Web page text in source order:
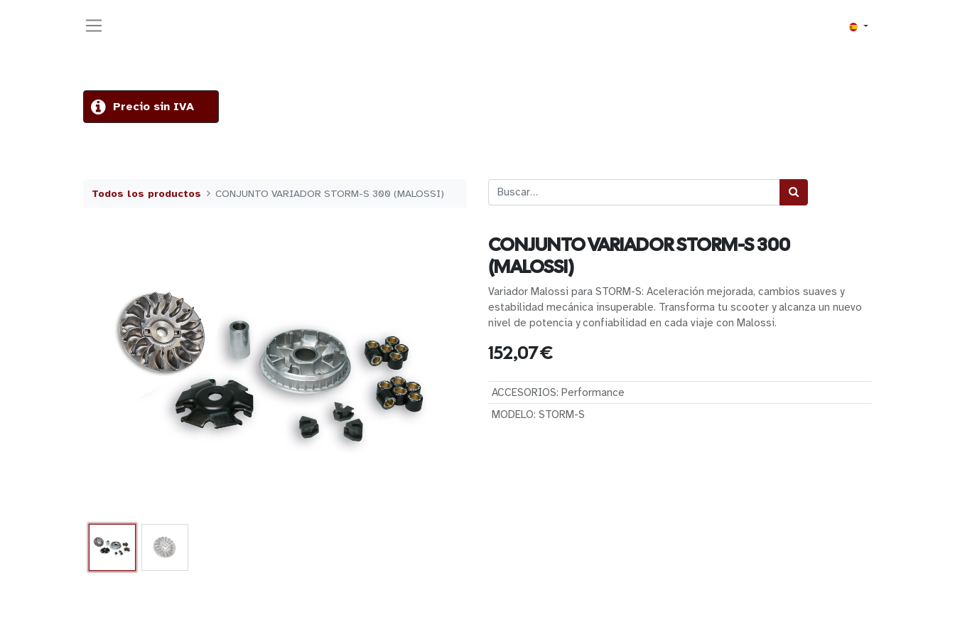
Precio sin IVA
Todos los productos CONJUNTO VARIADOR STORM-S 300 (MALOSSI)
CONJUNTO VARIADOR STORM-S 300
(MALOSSI)
Variador Malossi para STORM-S: Aceleración mejorada, cambios suaves y
estabilidad mecánica insuperable. Transforma tu scooter y alcanza un nuevo
nivel de potencia y confiabilidad en cada viaje con Malossi.
152,07€
ACCESORIOS: Performance
MODELO: STORM-S